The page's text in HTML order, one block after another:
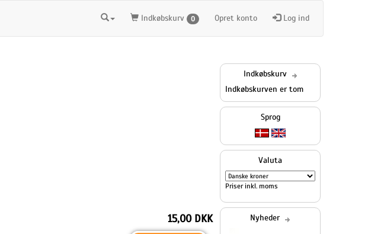
Indkøbskurv 0 Opret konto Log ind
15,00 DKK
Indkøbskurv
Indkøbskurven er tom
Sprog
Valuta
Priser inkl. moms
Nyheder